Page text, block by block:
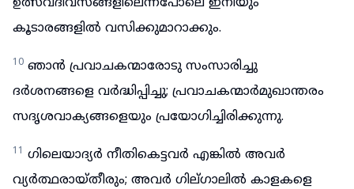
ഉത്സവദിവസങ്ങളിലെന്നപോലെ ഇനിയും
കൂടാരങ്ങളിൽ വസിക്കുമാറാക്കും.
10 ഞാൻ പ്രവാചകന്മാരോടു സംസാരിച്ചു
ദർശനങ്ങളെ വർദ്ധിപ്പിച്ചു; പ്രവാചകന്മാർമുഖാന്തരം
സദൃശവാക്യങ്ങളെയും പ്രയോഗിച്ചിരിക്കുന്നു.
11 ഗിലെയാദ്യർ നീതികെട്ടവർ എങ്കിൽ അവർ
വ്യർത്ഥരായ്തീരും; അവർ ഗില്ഗാലിൽ കാളകളെ